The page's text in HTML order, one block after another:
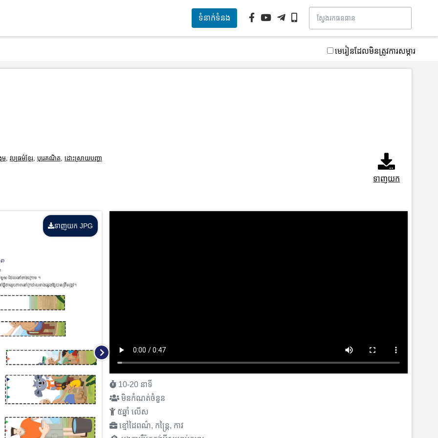
ទំនាក់ទំនង
មេរៀនដែលមិនត្រូវការសម្ភារ
ទាញយក
ម, វប្បធម៌ខ្មែរ, បុរេគណិត ដោះស្រាយបញ្ហា
ទាញយក JPG
10-20 នាទី
មិនកំណត់ចំនួន
៥ឆ្នាំ លើស
ខ្មៅដៃពណ៌, កន្ត្រៃ, កាវ